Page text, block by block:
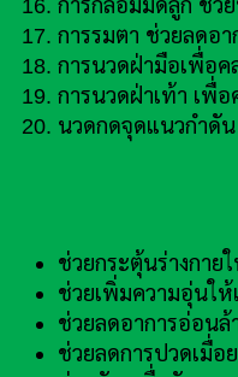
การรมตา ช่วยลดอ
การนวดฝ่ามือเพื่อค
การนวดฝ่าเท้า เพื่
นวดกดจุดแนวกำดั
ช่วยกระตุ้นร่างกาย
ช่วยเพิ่มความอุ่นใ
ช่วยลดอาการอ่อน
ช่วยลดการปวดเมื่อ